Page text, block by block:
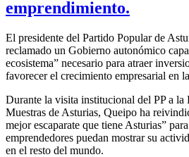
emprendimiento.
El presidente del Partido Popular de
reclamado un Gobierno autonómico
ecosistema” necesario para atraer
favorecer el crecimiento empresarial en
Durante la visita institucional del PP a la
Muestras de Asturias, Queipo ha
mejor escaparate que tiene Asturias”
emprendedores puedan mostrar su
en el resto del mundo.